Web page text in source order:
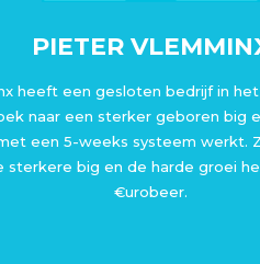
PIETER
heeft een gesloten bedrijf in
naar een sterker geboren big
een 5-weeks systeem werkt.
sterkere big en de harde groei
€urobeer.